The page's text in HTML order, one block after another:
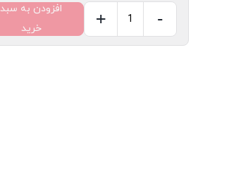
-
+
افزودن به سبد
خرید